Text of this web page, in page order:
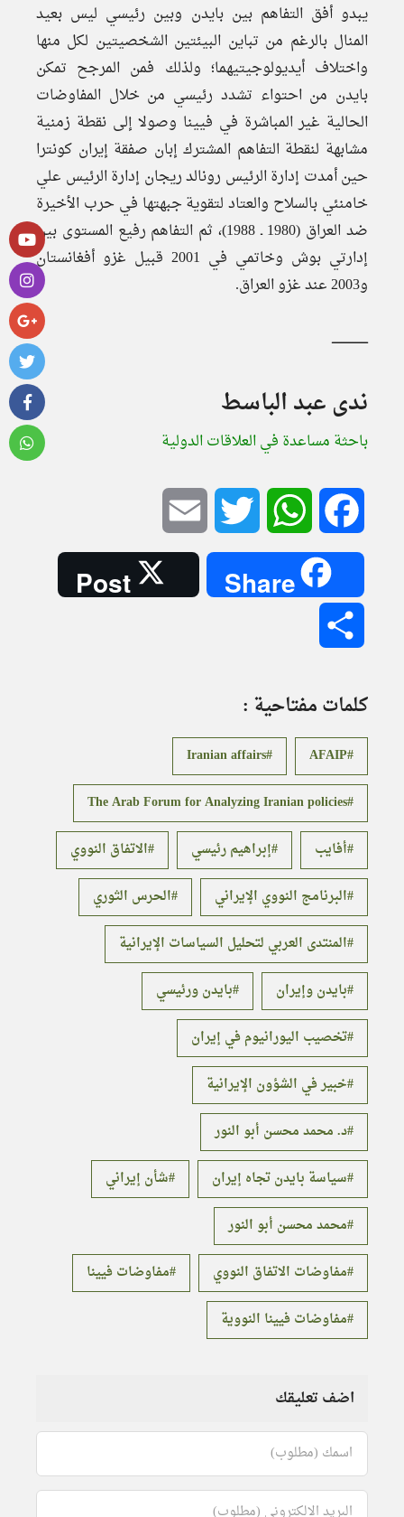
يبدو أفق التفاهم بين بايدن وبين رئيسي ليس بعيد
المنال بالرغم من تباين البيئتين الشخصيتين لكل منها
واختلاف أيديولوجيتيهما؛ ولذلك فمن المرجح تمكن
بايدن من احتواء تشدد رئيسي من خلال المفاوضات
الحالية غير المباشرة في فيينا وصولا إلى نقطة زمنية
مشابهة لنقطة التفاهم المشترك إبان صفقة إيران كونترا
حين أمدت إدارة الرئيس رونالد ريجان إدارة الرئيس علي
خامنئي بالسلاح والعتاد لتقوية جبهتها في حرب الأخيرة
ضد العراق (1980 ـ 1988)، ثم التفاهم رفيع المستوى بين
إدارتي بوش وخاتمي في 2001 قبيل غزو أفغانستان
و2003 عند غزو العراق.
ــــــــــــــــــــ
ندى عبد الباسط
باحثة مساعدة في العلاقات الدولية
Facebook
WhatsApp
Twitter
Share
Post
كلمات مفتاحية :
AFAIP
Iranian affairs
The Arab Forum for Analyzing Iranian policies
أفايب
إبراهيم رئيسي
الاتفاق النووي
البرنامج النووي الإيراني
الحرس الثوري
المنتدى العربي لتحليل السياسات الإيرانية
بايدن وإيران
بايدن ورئيسي
تخصيب اليورانيوم في إيران
خبير في الشؤون الإيرانية
د. محمد محسن أبو النور
سياسة بايدن تجاه إيران
شأن إيراني
محمد محسن أبو النور
مفاوضات الاتفاق النووي
مفاوضات فيينا
مفاوضات فيينا النووية
اضف تعليقك